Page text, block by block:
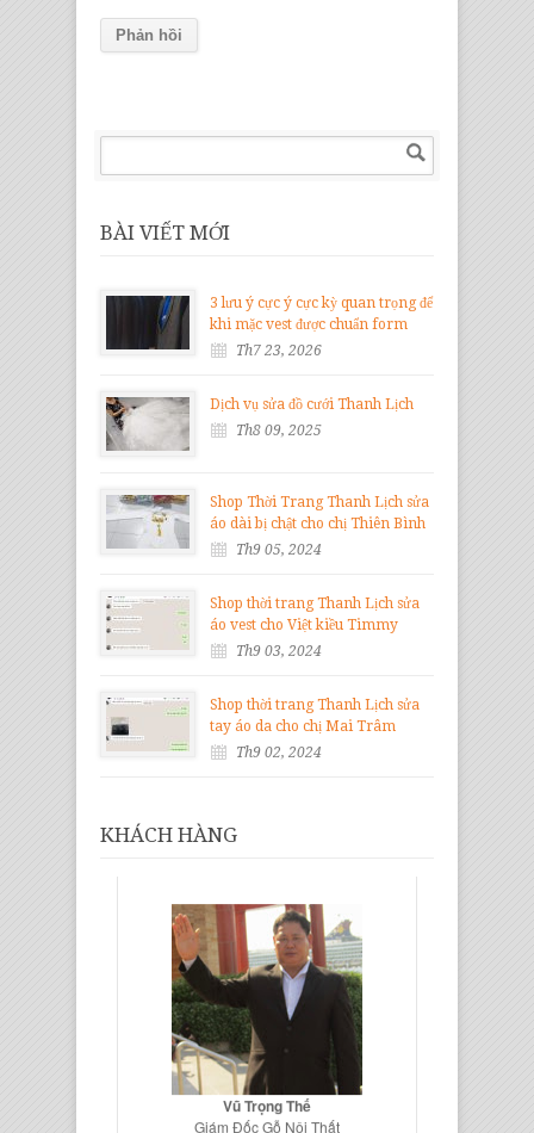
BÀI VIẾT MỚI
3 lưu ý cực ý cực kỳ quan trọng để
khi mặc vest được chuẩn form
Th7 23, 2026
Dịch vụ sửa đồ cưới Thanh Lịch
Th8 09, 2025
Shop Thời Trang Thanh Lịch sửa
áo dài bị chật cho chị Thiên Bình
Th9 05, 2024
Shop thời trang Thanh Lịch sửa
áo vest cho Việt kiều Timmy
Th9 03, 2024
Shop thời trang Thanh Lịch sửa
tay áo da cho chị Mai Trâm
Th9 02, 2024
KHÁCH HÀNG
Vũ Trọng Thế
Giám Đốc Gỗ Nội Thất